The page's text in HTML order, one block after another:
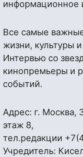
информационное
Все самые
жизни, культуры
Интервью со
кинопремьеры и
событий.
Адрес: г. Москва,
этаж 8,
тел.редакции
Учредитель: